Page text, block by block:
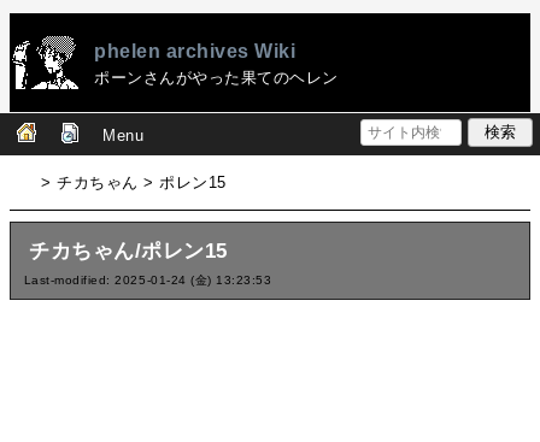
phelen archives Wiki
ポーンさんがやった果てのヘレン
Menu
> チカちゃん > ポレン15
チカちゃん/ポレン15
Last-modified: 2025-01-24 (金) 13:23:53